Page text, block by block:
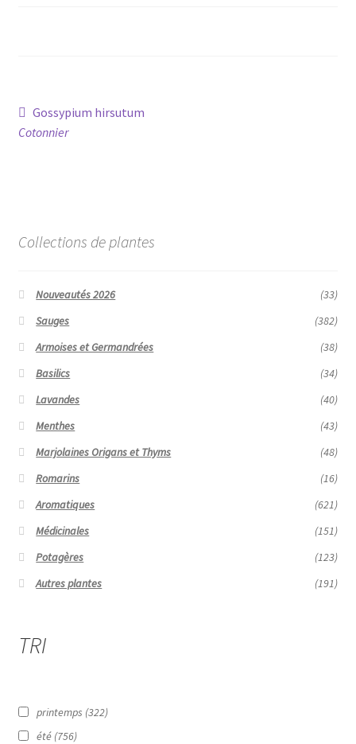
Avis GOOGLE
Navigation
de
Article
précédent :
Gossypium hirsutum
Cotonnier
Collections de plantes
Nouveautés 2026
(33)
Sauges
(382)
Armoises et Germandrées
(38)
Basilics
(34)
Lavandes
(40)
Menthes
(43)
Marjolaines Origans et Thyms
(48)
Romarins
(16)
Aromatiques
(621)
Médicinales
(151)
Potagères
(123)
Autres plantes
(191)
TRI
printemps (322)
été (756)